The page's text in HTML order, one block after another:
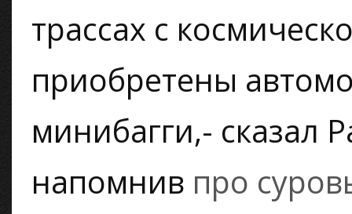
трассах с
приобретены
минибагги,- сказал
напомнив про